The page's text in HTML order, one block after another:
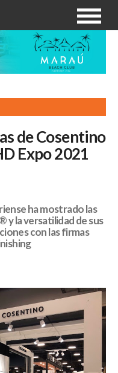
de Cosentino
Expo 2021
ha mostrado las
y la versatilidad de sus
con las firmas